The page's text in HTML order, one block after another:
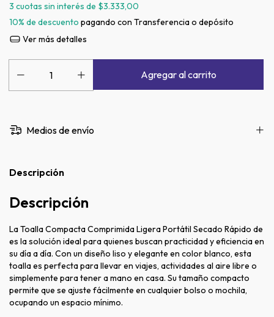
3 cuotas sin interés de $3.333,00
10% de descuento pagando con Transferencia o depósito
Ver más detalles
Medios de envío
Descripción
Descripción
La Toalla Compacta Comprimida Ligera Portátil Secado Rápido de
es la solución ideal para quienes buscan practicidad y eficiencia en
su día a día. Con un diseño liso y elegante en color blanco, esta
toalla es perfecta para llevar en viajes, actividades al aire libre o
simplemente para tener a mano en casa. Su tamaño compacto
permite que se ajuste fácilmente en cualquier bolso o mochila,
ocupando un espacio mínimo.